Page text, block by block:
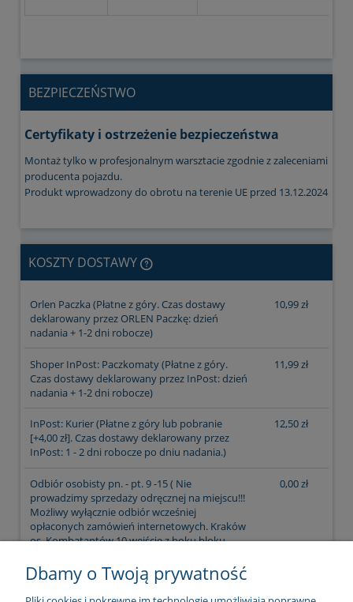
BEZPIECZEŃSTWO
Certyfikaty i ostrzeżenie bezpieczeństwa
Montaż tylko w profesjonalnym warsztacie zgodnie z zaleceniami
producenta pojazdu.
Produkt wprowadzony do obrotu na terenie UE przed 13.12.2024
KOSZTY DOSTAWY
CENA NIE ZAWIERA EWENTUALNYCH KOSZTÓW
PŁATNOŚCI
Orlen Paczka (Płatne z góry. Czas dostawy
deklarowany przez ORLEN Paczkę: dzień
nadania + 1-2 dni robocze)
10,99 zł
Shoper InPost: Paczkomaty(Płatne z góry.
Czas dostawy deklarowany przez InPost: dzień
nadania + 1-2 dni robocze)
11,99 zł
InPost: Kurier(Płatne z góry lub pobranie
[+4,00 zł]. Czas dostawy deklarowany przez
InPost: 1 - 2 dni robocze po dniu nadania.)
12,50 zł
Odbiór osobisty pn. - pt. 9 -15( Nie
prowadzimy sprzedaży odręcznej na miejscu!!!
Możliwy wyłącznie odbiór wcześniej
opłaconych zamówień internetowych. Kraków
os. Kombatantów 10 wejście z boku bloku
0,00 zł
Dbamy o Twoją prywatność